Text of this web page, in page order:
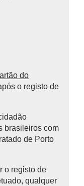
do
o registo de
brasileiros com
de Porto
o registo de
qualquer